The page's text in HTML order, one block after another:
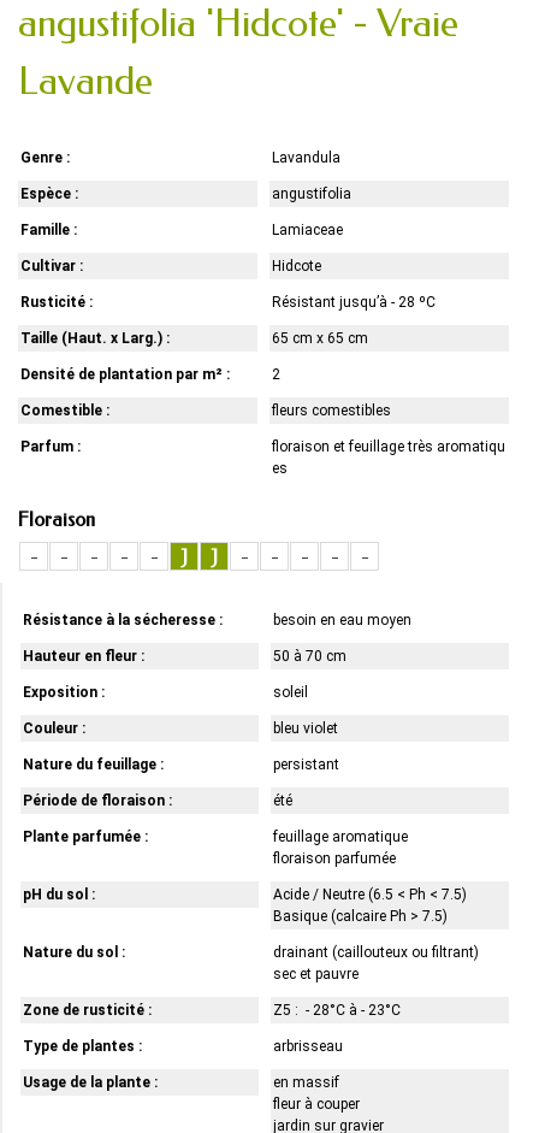
angustifolia 'Hidcote' - Vraie
Lavande
Genre : Lavandula
Espèce : angustifolia
Famille : Lamiaceae
Cultivar : Hidcote
Rusticité : Résistant jusqu’à - 28 ºC
Taille (Haut. x Larg.) : 65 cm x 65 cm
Densité de plantation par m² : 2
Comestible : fleurs comestibles
Parfum :
floraison et feuillage très aromatiqu
es
Floraison
-
- - - - J J - - - - -
Résistance à la sécheresse : besoin en eau moyen
Hauteur en fleur : 50 à 70 cm
Exposition : soleil
Couleur : bleu violet
Nature du feuillage : persistant
Période de floraison : été
Plante parfumée :
feuillage aromatique
floraison parfumée
pH du sol :
Acide / Neutre (6.5 < Ph < 7.5)
Basique (calcaire Ph > 7.5)
Nature du sol :
drainant (caillouteux ou filtrant)
sec et pauvre
Zone de rusticité : Z5 : - 28°C à - 23°C
Type de plantes : arbrisseau
Usage de la plante :
en massif
fleur à couper
jardin sur gravier